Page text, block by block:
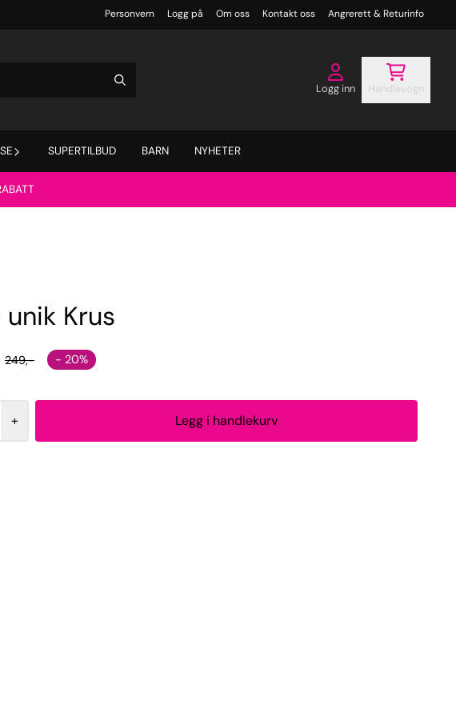
Personvern Logg på Om oss Kontakt oss Angrerett & Returinfo
Logg inn Handlevogn
SUPERTILBUD BARN NYHETER
unik Krus
249,- - 20%
+